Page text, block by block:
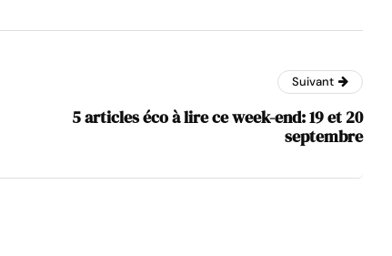
Suivant
5 articles éco à lire ce week-end: 19 et 20
septembre